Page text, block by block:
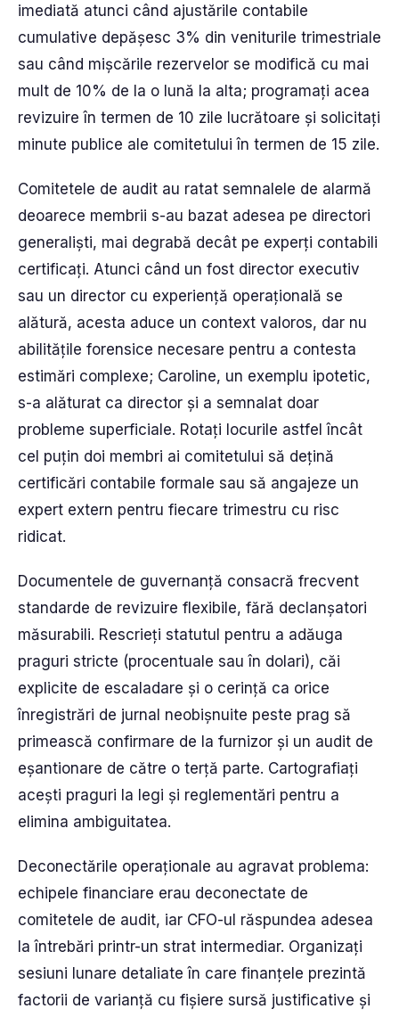
imediată atunci când ajustările contabile
cumulative depășesc 3% din veniturile trimestriale
sau când mișcările rezervelor se modifică cu mai
mult de 10% de la o lună la alta; programați acea
revizuire în termen de 10 zile lucrătoare și solicitați
minute publice ale comitetului în termen de 15 zile.
Comitetele de audit au ratat semnalele de alarmă
deoarece membrii s-au bazat adesea pe directori
generaliști, mai degrabă decât pe experți contabili
certificați. Atunci când un fost director executiv
sau un director cu experiență operațională se
alătură, acesta aduce un context valoros, dar nu
abilitățile forensice necesare pentru a contesta
estimări complexe; Caroline, un exemplu ipotetic,
s-a alăturat ca director și a semnalat doar
probleme superficiale. Rotați locurile astfel încât
cel puțin doi membri ai comitetului să dețină
certificări contabile formale sau să angajeze un
expert extern pentru fiecare trimestru cu risc
ridicat.
Documentele de guvernanță consacră frecvent
standarde de revizuire flexibile, fără declanșatori
măsurabili. Rescrieți statutul pentru a adăuga
praguri stricte (procentuale sau în dolari), căi
explicite de escaladare și o cerință ca orice
înregistrări de jurnal neobișnuite peste prag să
primească confirmare de la furnizor și un audit de
eșantionare de către o terță parte. Cartografiați
acești praguri la legi și reglementări pentru a
elimina ambiguitatea.
Deconectările operaționale au agravat problema:
echipele financiare erau deconectate de
comitetele de audit, iar CFO-ul răspundea adesea
la întrebări printr-un strat intermediar. Organizați
sesiuni lunare detaliate în care finanțele prezintă
factorii de varianță cu fișiere sursă justificative și